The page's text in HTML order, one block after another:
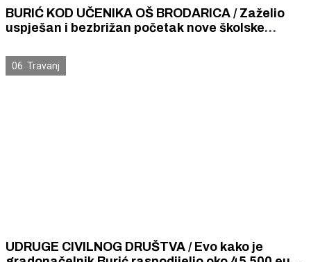
BURIĆ KOD UČENIKA OŠ BRODARICA / Zaželio
uspješan i bezbrižan početak nove školske
školarcima, njihovim roditeljima, nastavnicima te
školskim djelatnicima
06. Travanj
UDRUGE CIVILNOG DRUŠTVA / Evo kako je